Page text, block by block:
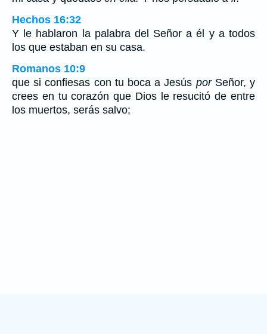
Hechos 16:32
Y le hablaron la palabra del Señor a él y a todos
los que estaban en su casa.
Romanos 10:9
que si confiesas con tu boca a Jesús porSeñor, y
crees en tu corazón que Dios le resucitó de entre
los muertos, serás salvo;